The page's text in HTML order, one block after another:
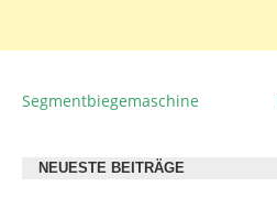
BEITRAGSNAVIGATION
Segmentbiegemaschine
NEUESTE BEITRÄGE